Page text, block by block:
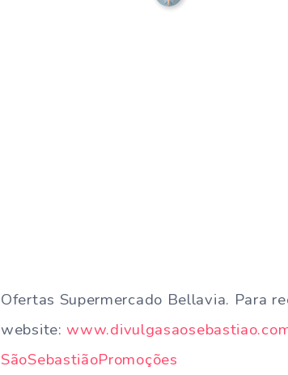
Ofertas Supermercado Bellavia. Para
website:
SãoSebastiãoPromoções